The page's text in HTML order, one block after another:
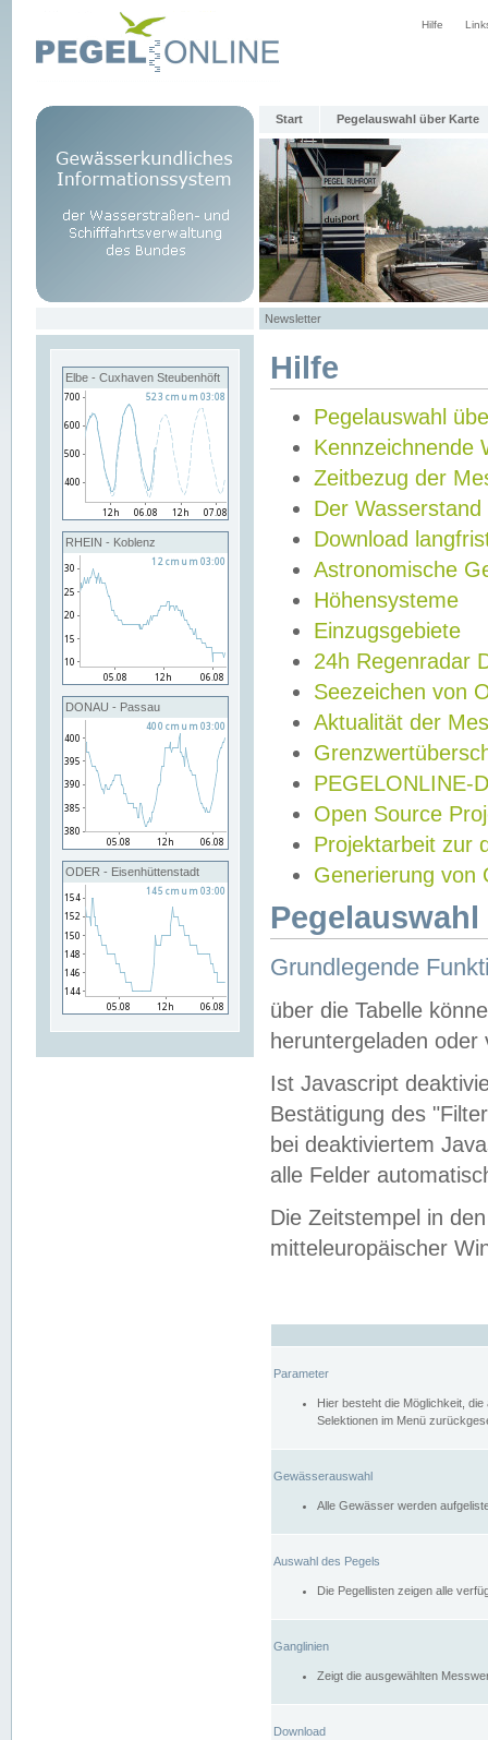
Hilfe
Start Pegelauswahl über Karte
Newsletter
Elbe - Cuxhaven Steubenhöft
RHEIN - Koblenz
DONAU - Passau
ODER - Eisenhüttenstadt
Hilfe
Pegelauswahl
Kennzeichnende
Zeitbezug der
Der Wasserstand
Download
Astronomische
Höhensysteme
Einzugsgebiete
24h Regenradar
Seezeichen von
Aktualität der
PEGELONLINE-
Open Source
Projektarbeit zur
Generierung von
Grundlegende
über die Tabelle
heruntergeladen oder
Ist Javascript
Bestätigung des
bei deaktiviertem
alle Felder
Die Zeitstempel in
mitteleuropäischer
Parameter
Hier besteht die Möglichkeit,
Selektionen im Menü
Gewässerauswahl
Alle Gewässer werden
Auswahl des Pegels
Die Pegellisten zeigen alle
Ganglinien
Zeigt die ausgewählten
Download